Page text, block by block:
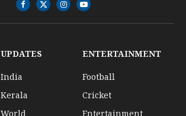
Facebook
X
(Twitter)
InstagramYouTube
UPDATES
India
Kerala
ENTERTAINMENT
Football
Cricket